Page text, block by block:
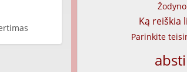
Ką reiškia
Parinkite